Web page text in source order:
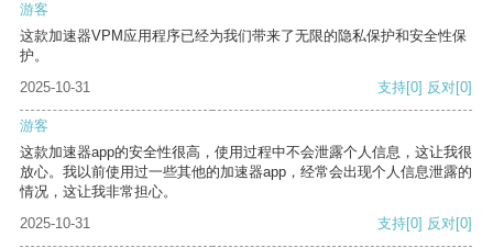
游客
这款加速器VPM应用程序已经为我们带来了无限的隐私保护和安全性保
护。
2025-10-31
支持[0] 反对[0]
游客
这款加速器app的安全性很高，使用过程中不会泄露个人信息，这让我很
放心。我以前使用过一些其他的加速器app，经常会出现个人信息泄露的
情况，这让我非常担心。
2025-10-31
支持[0] 反对[0]